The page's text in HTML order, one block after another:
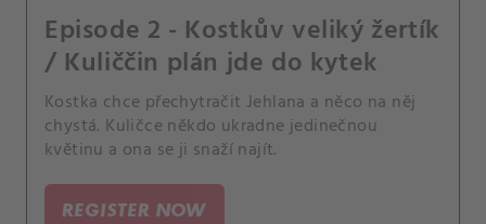
Episode 2 - Kostkův veliký žertík
/ Kuliččin plán jde do kytek
Kostka chce přechytračit Jehlana a něco na něj
chystá. Kuličce někdo ukradne jedinečnou
květinu a ona se ji snaží najít.
REGISTER NOW